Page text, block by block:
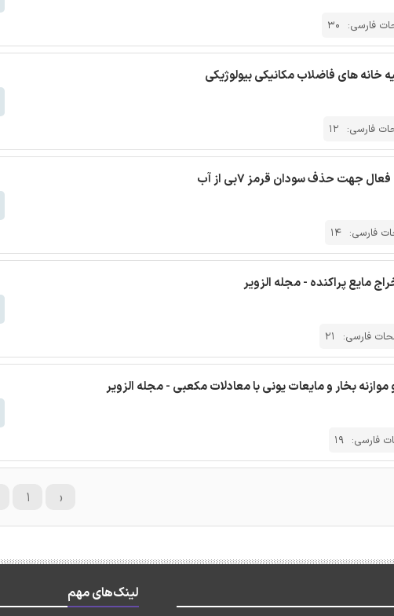
فارسی: 30
خانه های فاضلاب مکانیکی بیولوژیکی
فارسی: 12
جهت حذف سودان قرمز ۷بی از آب
فارسی: 14
مایع پراکنده - مجله الزویر
فارسی: 21
فارسی: 19
‹ ۱
لینک‌های مهم